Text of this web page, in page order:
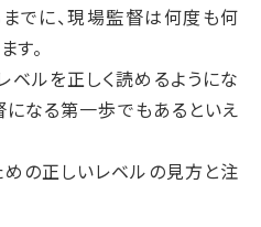
でに、現場監督は何度も何
す。
ベルを正しく読めるようにな
なる第一歩でもあるといえ
の正しいレベルの見方と注